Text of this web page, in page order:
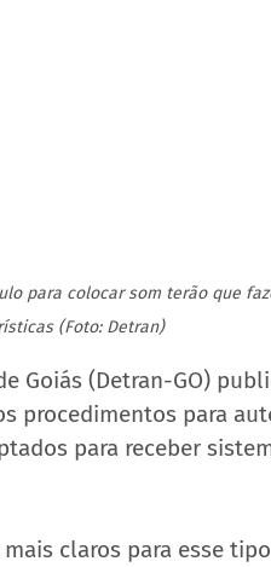
para colocar som terão que
(Foto: Detran)
Goiás (Detran-GO)
procedimentos para
para receber
claros para esse